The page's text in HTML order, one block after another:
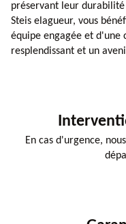
préservant leur
Steis elagueur, vous
équipe engagée et d'une
resplendissant et un
En cas d'urgence,